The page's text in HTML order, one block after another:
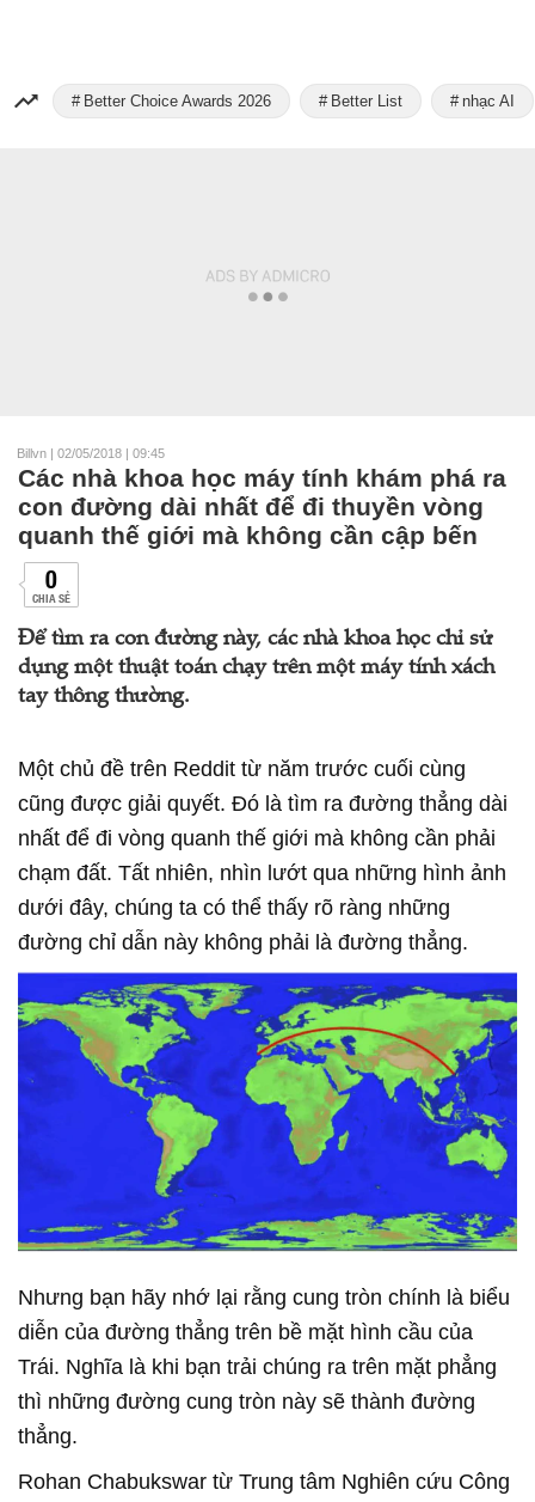
Better Choice Awards 2026 Better List nhạc AI
Billvn | 02/05/2018 | 09:45
Các nhà khoa học máy tính khám phá ra
con đường dài nhất để đi thuyền vòng
quanh thế giới mà không cần cập bến
0
CHIA SẺ
Để tìm ra con đường này, các nhà khoa học chỉ sử
dụng một thuật toán chạy trên một máy tính xách
tay thông thường.
Một chủ đề trên Reddit từ năm trước cuối cùng
cũng được giải quyết. Đó là tìm ra đường thẳng dài
nhất để đi vòng quanh thế giới mà không cần phải
chạm đất. Tất nhiên, nhìn lướt qua những hình ảnh
dưới đây, chúng ta có thể thấy rõ ràng những
đường chỉ dẫn này không phải là đường thẳng.
Nhưng bạn hãy nhớ lại rằng cung tròn chính là biểu
diễn của đường thẳng trên bề mặt hình cầu của
Trái. Nghĩa là khi bạn trải chúng ra trên mặt phẳng
thì những đường cung tròn này sẽ thành đường
thẳng.
Rohan Chabukswar từ Trung tâm Nghiên cứu Công